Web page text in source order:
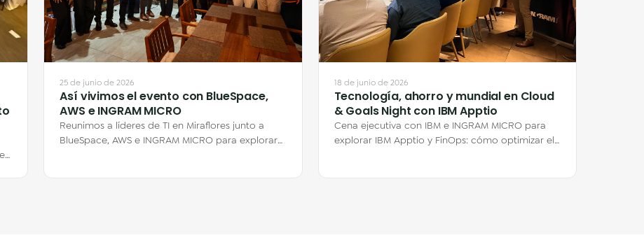
25 de junio de 2026
Así vivimos el evento con BlueSpace,
AWS e INGRAM MICRO
Reunimos a líderes de TI en Miraflores junto a
BlueSpace, AWS e INGRAM MICRO para explorar
18 de junio de 2026
Tecnología, ahorro y mundial en Cloud
& Goals Night con IBM Apptio
Cena ejecutiva con IBM e INGRAM MICRO para
explorar IBM Apptio y FinOps: cómo optimizar el